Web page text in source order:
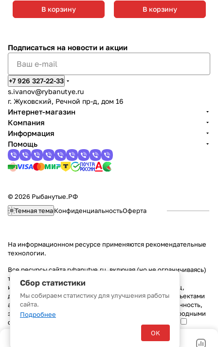
В корзину В корзину
Подписаться на новости и акции
+7 926 327-22-33
s.ivanov@rybanutye.ru
г. Жуковский, Речной пр-д, дом 16
Интернет-магазин
Компания
Информация
Помощь
© 2026 Рыбанутые.РФ
Сбор статистики
Мы собираем статистику для улучшения работы
сайта.
Подробнее
OK
Темная темаКонфиденциальностьОферта
На информационном ресурсе применяются рекомендательные
технологии.
Все ресурсы сайта rybanutye.ru, включая (но не ограничиваясь)
текстовую, графическую, фотографическую и видео
информацию, структуру, дизайн и оформление страниц,
доменное имя, фирменное наименование являются объектами
авторского права и прав на интеллектуальную собственность,
защищены российским законодательством и международными
соглашениями об охране авторских прав.